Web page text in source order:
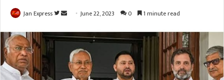
Jan Express
F
l n
a
n
June 22, 2023 0 1 minute read